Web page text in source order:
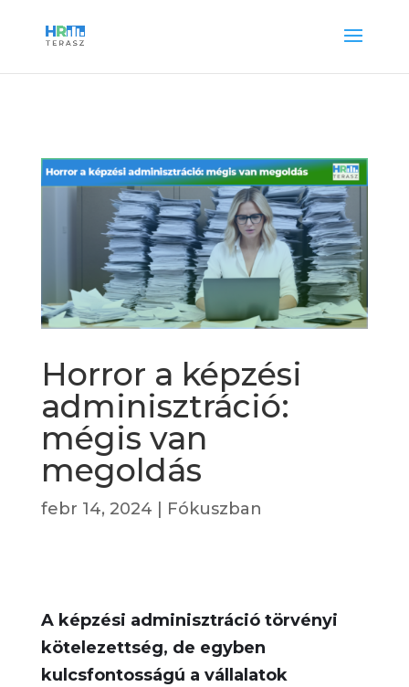
Horror a képzési
adminisztráció:
mégis van
megoldás
febr 14, 2024 Fókuszban
A képzési adminisztráció törvényi
kötelezettség, de egyben
kulcsfontosságú a vállalatok